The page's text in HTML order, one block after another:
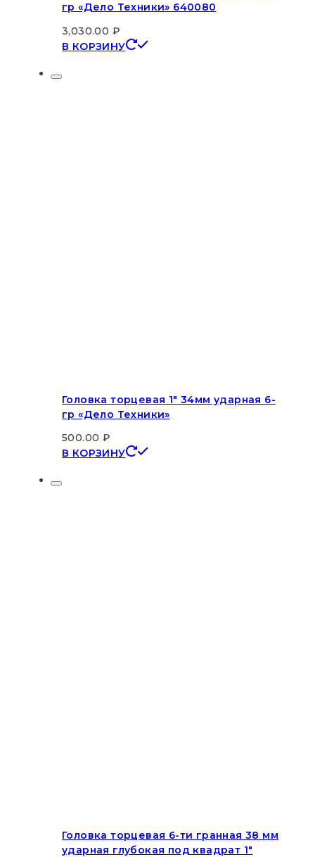
гр «Дело Техники» 640080
3,030.00 ₽
В КОРЗИНУ
Головка торцевая 1″ 34мм ударная 6-
гр «Дело Техники»
500.00 ₽
В КОРЗИНУ
Головка торцевая 6-ти гранная 38 мм
ударная глубокая под квадрат 1″